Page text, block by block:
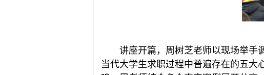
讲座开篇，周树芝老师以现场举手
当代大学生求职过程中普遍存在的五